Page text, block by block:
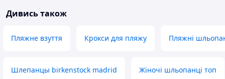
Дивись також
Пляжне взуття Крокси для пляжу Пляжні
Шлепанцы birkenstock madrid Жіночі шльопанці топ